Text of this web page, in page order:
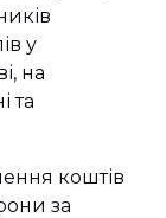
у
на
та
коштів
за